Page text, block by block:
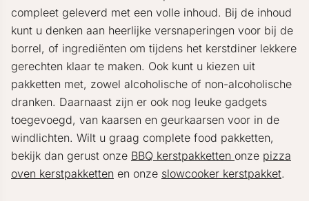
compleet geleverd met een volle inhoud. Bij de inhoud
kunt u denken aan heerlijke versnaperingen voor bij de
borrel, of ingrediënten om tijdens het kerstdiner lekkere
gerechten klaar te maken. Ook kunt u kiezen uit
pakketten met, zowel alcoholische of non-alcoholische
dranken. Daarnaast zijn er ook nog leuke gadgets
toegevoegd, van kaarsen en geurkaarsen voor in de
windlichten. Wilt u graag complete food pakketten,
bekijk dan gerust onze BBQ kerstpakketten onze pizza
oven kerstpakketten en onze slowcooker kerstpakket.